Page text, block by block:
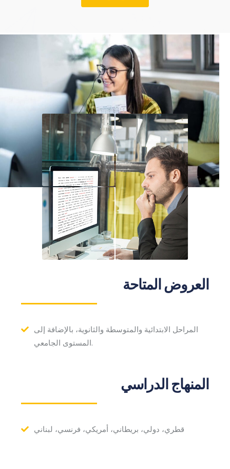
العروض المتاحة
المراحل الابتدائية والمتوسطة والثانوية، بالإضافة إلى
المستوى الجامعي.
المنهاج الدراسي
قطري، دولي، بريطاني، أمريكي، فرنسي، لبناني